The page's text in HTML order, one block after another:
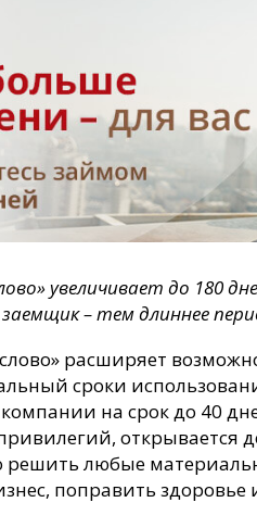
увеличивает до 180
– тем длиннее
расширяет
сроки
на срок до 40
открывается
решить любые
поправить